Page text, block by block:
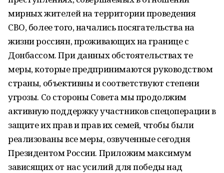
мирных жителей на территории проведения
СВО, более того, начались посягательства на
жизни россиян, проживающих на границе с
Донбассом. При данных обстоятельствах те
меры, которые предпринимаются руководством
страны, объективны и соответствуют степени
угрозы. Со стороны Совета мы продолжим
активную поддержку участников спецоперации в
защите их прав и прав их семей, чтобы были
реализованы все меры, озвученные сегодня
Президентом России. Приложим максимум
зависящих от нас усилий для победы над